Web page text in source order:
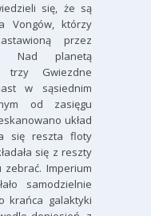
się, że są
Vongów, którzy
przez
Nad planetą
trzy Gwiezdne
w sąsiednim
od zasięgu
układ
się reszta floty
się z reszty
zebrać. Imperium
samodzielnie
krańca galaktyki